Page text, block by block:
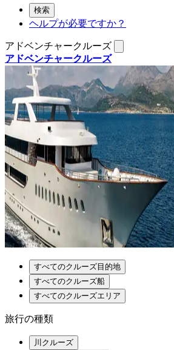
検索
ヘルプが必要ですか？
アドベンチャークルーズ
アドベンチャークルーズ
すべてのクルーズ目的地
すべてのクルーズ船
すべてのクルーズエリア
旅行の種類
川クルーズ